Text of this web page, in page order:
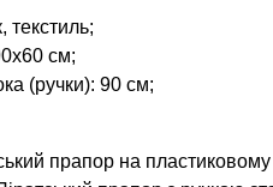
текстиль;
см;
(ручки): 90 см;
прапор на